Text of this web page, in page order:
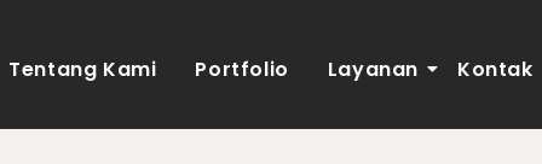
Tentang Kami Portfolio Layanan Kontak